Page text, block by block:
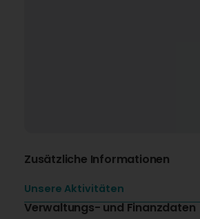
Zusätzliche Informationen
Unsere Aktivitäten
Verwaltungs- und Finanzdaten